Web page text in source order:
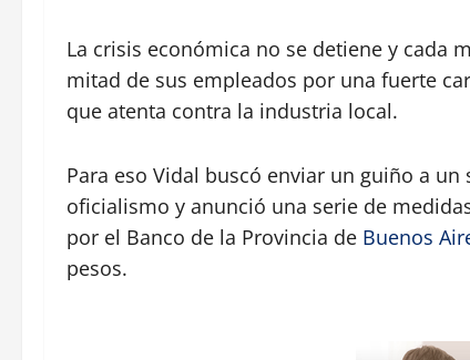
La crisis económica no se detiene y cada
mitad de sus empleados por una fuerte
que atenta contra la industria local.
Para eso Vidal buscó enviar un guiño a
oficialismo y anunció una serie de
por el Banco de la Provincia de Buenos
pesos.